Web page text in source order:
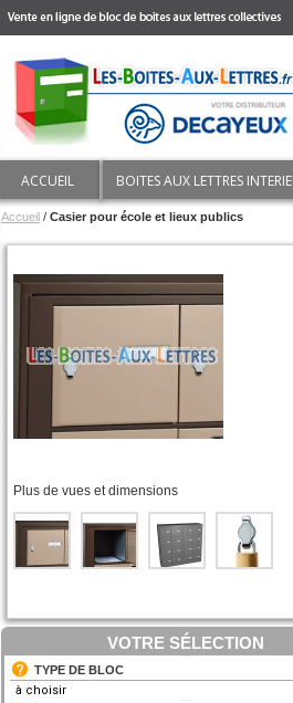
ACCUEIL BOITES AUX LETTRES
Accueil / Casier pour école et lieux publics
Plus de vues et dimensions
VOTRE SÉLECTION
TYPE DE BLOC
à choisir